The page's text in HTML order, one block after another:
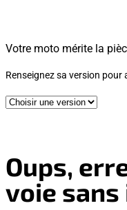
Votre moto mérite la
Renseignez sa version
Oups,
voie sans